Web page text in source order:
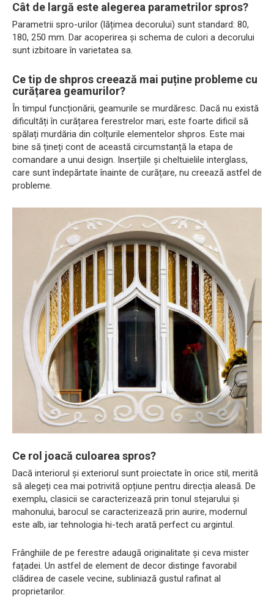
Cât de largă este alegerea parametrilor spros?
Parametrii spro-urilor (lățimea decorului) sunt standard: 80,
180, 250 mm. Dar acoperirea și schema de culori a decorului
sunt izbitoare în varietatea sa.
Ce tip de shpros creează mai puține probleme cu
curățarea geamurilor?
În timpul funcționării, geamurile se murdăresc. Dacă nu există
dificultăți în curățarea ferestrelor mari, este foarte dificil să
spălați murdăria din colțurile elementelor shpros. Este mai
bine să țineți cont de această circumstanță la etapa de
comandare a unui design. Inserțiile și cheltuielile interglass,
care sunt îndepărtate înainte de curățare, nu creează astfel de
probleme.
Ce rol joacă culoarea spros?
Dacă interiorul și exteriorul sunt proiectate în orice stil, merită
să alegeți cea mai potrivită opțiune pentru direcția aleasă. De
exemplu, clasicii se caracterizează prin tonul stejarului și
mahonului, barocul se caracterizează prin aurire, modernul
este alb, iar tehnologia hi-tech arată perfect cu argintul.
Frânghiile de pe ferestre adaugă originalitate și ceva mister
fațadei. Un astfel de element de decor distinge favorabil
clădirea de casele vecine, subliniază gustul rafinat al
proprietarilor.